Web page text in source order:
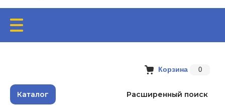
Корзина 0
Каталог Расширенный поиск